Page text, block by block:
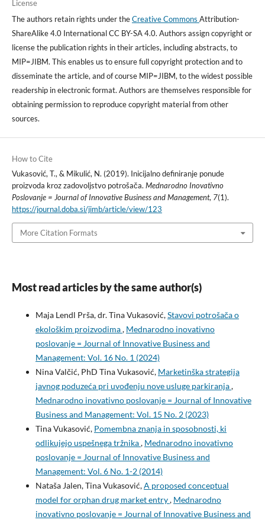
License
The authors retain rights under theCreative Commons Attribution-
ShareAlike 4.0 International CC BY-SA 4.0. Authors assign copyright or
license the publication rights in their articles, including abstracts, to
MIP=JIBM. This enables us to ensure full copyright protection and to
disseminate the article, and of course MIP=JIBM, to the widest possible
readership in electronic format. Authors are themselves responsible for
obtaining permission to reproduce copyright material from other
sources.
How to Cite
Vukasović, T., & Mikulić, N. (2019). Inicijalno definiranje ponude
proizvoda kroz zadovoljstvo potrošača. Mednarodno Inovativno
Poslovanje = Journal of Innovative Business and Management, 7(1).
https://journal.doba.si/jimb/article/view/123
More Citation Formats
Most read articles by the same author(s)
Maja Lendl Prša, dr. Tina Vukasović,Stavovi potrošača o
ekološkim proizvodima, Mednarodno inovativno
poslovanje = Journal of Innovative Business and
Management: Vol. 16 No. 1 (2024)
Nina Valčić, PhD Tina Vukasović, Marketinška strategija
javnog poduzeća pri uvođenju nove usluge parkiranja,
Mednarodno inovativno poslovanje = Journal of Innovative
Business and Management: Vol. 15 No. 2 (2023)
Tina Vukasović, Pomembna znanja in sposobnosti, ki
odlikujejo uspešnega tržnika, Mednarodno inovativno
poslovanje = Journal of Innovative Business and
Management: Vol. 6 No. 1-2 (2014)
Nataša Jalen, Tina Vukasović,A proposed conceptual
model for orphan drug market entry, Mednarodno
inovativno poslovanje = Journal of Innovative Business and